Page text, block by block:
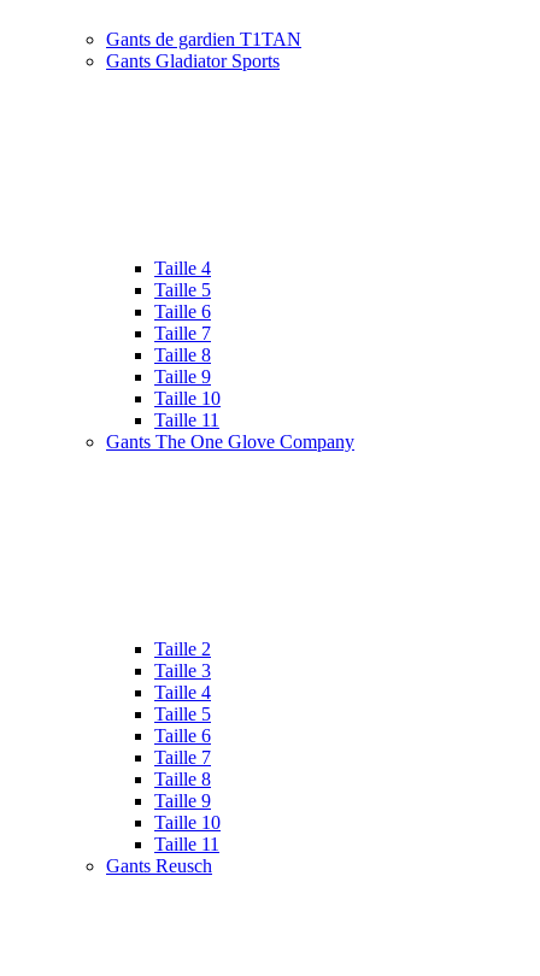
Gants de gardien T1TAN
Gants Gladiator Sports
Taille 4
Taille 5
Taille 6
Taille 7
Taille 8
Taille 9
Taille 10
Taille 11
Gants The One Glove Company
Taille 2
Taille 3
Taille 4
Taille 5
Taille 6
Taille 7
Taille 8
Taille 9
Taille 10
Taille 11
Gants Reusch